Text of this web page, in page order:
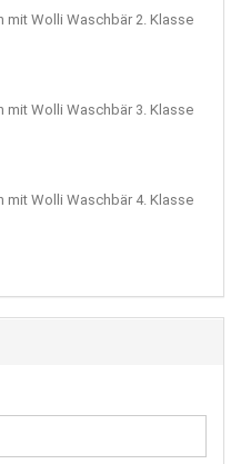
mit Wolli Waschbär 2. Klasse
mit Wolli Waschbär 3. Klasse
mit Wolli Waschbär 4. Klasse